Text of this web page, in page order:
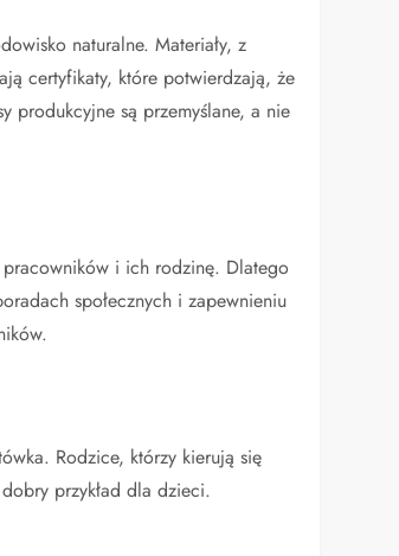
naturalne. Materiały, z
certyfikaty, które potwierdzają, że
produkcyjne są przemyślane, a nie
i ich rodzinę. Dlatego
społecznych i zapewnieniu
Rodzice, którzy kierują się
przykład dla dzieci.